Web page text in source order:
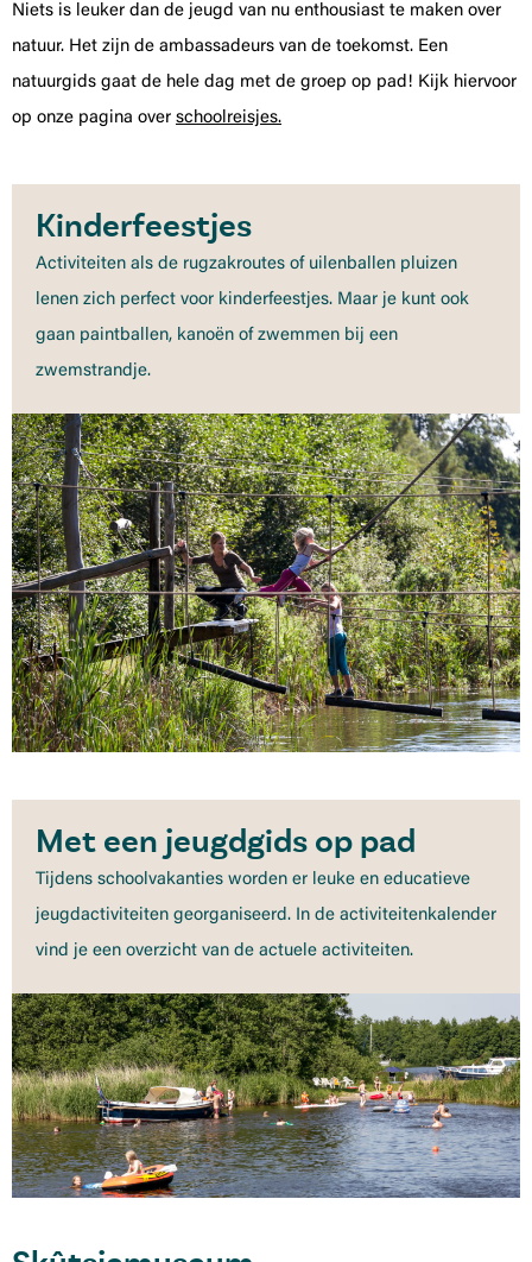
Niets is leuker dan de jeugd van nu enthousiast te maken over
natuur. Het zijn de ambassadeurs van de toekomst. Een
natuurgids gaat de hele dag met de groep op pad! Kijk hiervoor
op onze pagina over schoolreisjes.
Kinderfeestjes
Activiteiten als de rugzakroutes of uilenballen pluizen
lenen zich perfect voor kinderfeestjes. Maar je kunt ook
gaan paintballen, kanoën of zwemmen bij een
zwemstrandje.
Met een jeugdgids op pad
Tijdens schoolvakanties worden er leuke en educatieve
jeugdactiviteiten georganiseerd. In de activiteitenkalender
vind je een overzicht van de actuele activiteiten.